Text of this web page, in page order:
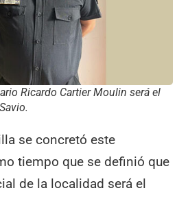
Ricardo Cartier Moulin será el
se concretó este
tiempo que se definió que
de la localidad será el